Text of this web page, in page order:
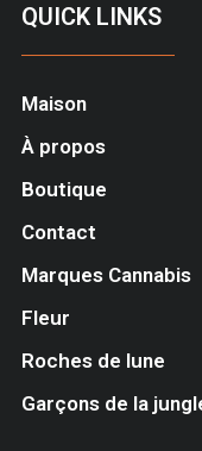
QUICK LINKS
Maison
À propos
Boutique
Contact
Marques Cannabis
Fleur
Roches de lune
Garçons de la